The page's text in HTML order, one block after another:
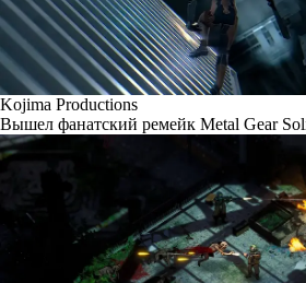
Kojima Productions
Вышел фанатский ремейк Metal Gear